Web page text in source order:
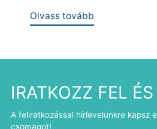
Olvass tovább
IRATKOZZ FEL
A feliratkozással hírlevelünkre kapsz
csomagot!